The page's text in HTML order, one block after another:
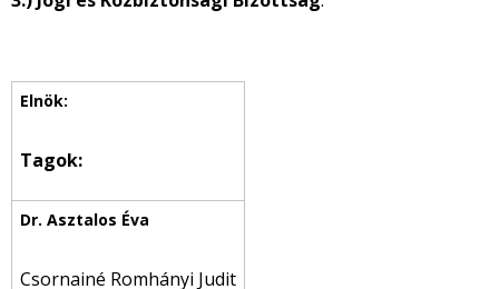
Tagok:
Csornainé Romhányi Judit